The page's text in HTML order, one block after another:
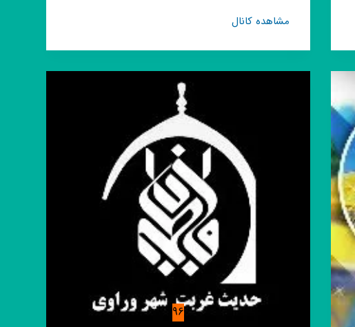
مشاهده کانالکانال
دومین
جشنواره
مجازی
کودکان
و
نوجوانان
96